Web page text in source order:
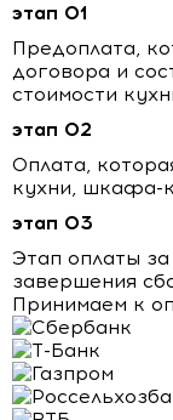
этап 01
Предоплата,
договора и
стоимости
этап 02
Оплата,
кухни, шкафа-
этап 03
Этап оплаты
завершения
Принимаем к